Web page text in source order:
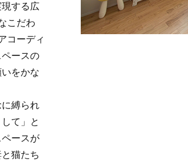
する広
こだわ
コーディ
ースの
をかな
縛られ
て」と
ースが
猫たち